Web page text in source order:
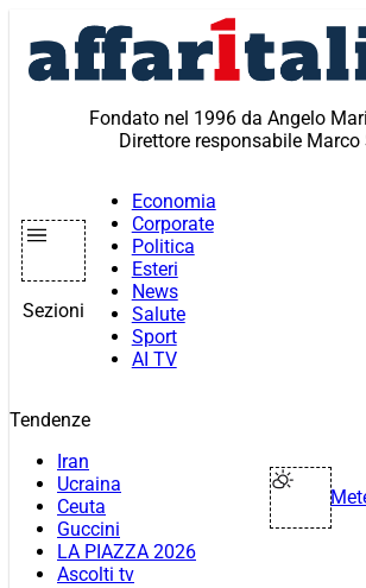
contenuto
Fondato nel 1996 da Angelo
Direttore responsabile Marco
Sezioni
Economia
Corporate
Politica
Esteri
News
Salute
Sport
AI TV
Tendenze
Iran
Ucraina
Ceuta
Guccini
LA PIAZZA 2026
Ascolti tv